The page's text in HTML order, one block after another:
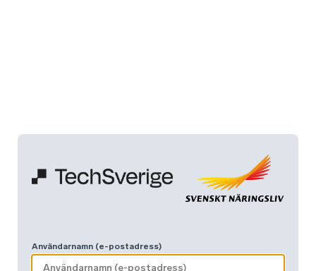
Användarnamn (e-postadress)